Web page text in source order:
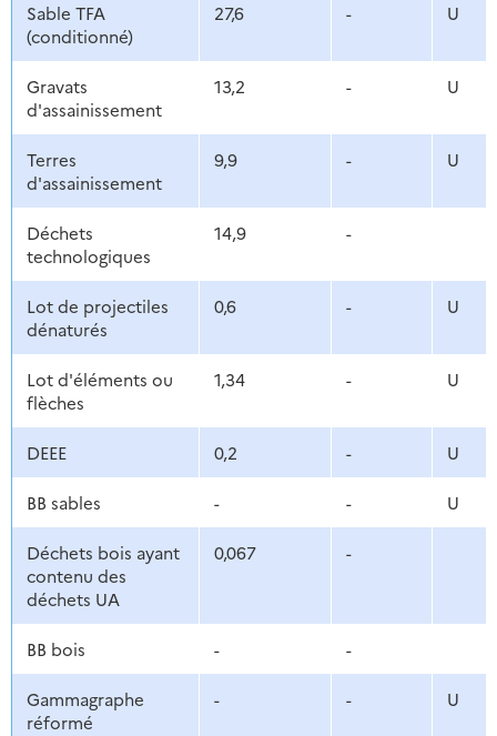
Sable TFA
(conditionné)
27,6 - U
Gravats
d'assainissement
13,2 - U
Terres
d'assainissement
9,9 - U
Déchets
technologiques
14,9 -
Lot de projectiles
dénaturés
0,6 - U
Lot d'éléments ou
flèches
1,34 - U
DEEE 0,2 - U
BB sables - - U
Déchets bois ayant
contenu des
déchets UA
0,067 -
BB bois - -
Gammagraphe
réformé
- - U